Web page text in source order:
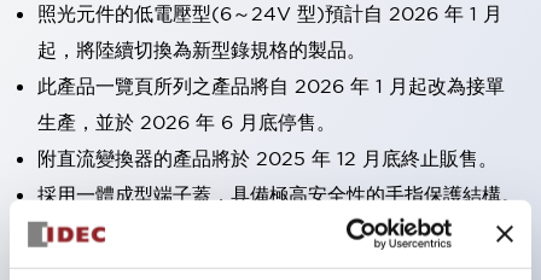
照光元件的低電壓型(6～24V 型)預計自 2026 年 1 月
起，將陸續切換為新型錄規格的製品。
此產品一覽頁所列之產品將自 2026 年 1 月起改為接單
生產，並於 2026 年 6 月底停售。
附直流變換器的產品將於 2025 年 12 月底終止販售。
採用一體成型端子蓋，具備極高安全性的手指保護結構。
接點部採用自清潔滾動接觸方式，維持穩定導通性能。
防護結構可防止水或油從面板前方滲入：IP65（僅雙按